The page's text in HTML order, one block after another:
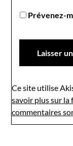
Prévenez-
Ce site utilise
savoir plus sur la
commentaires